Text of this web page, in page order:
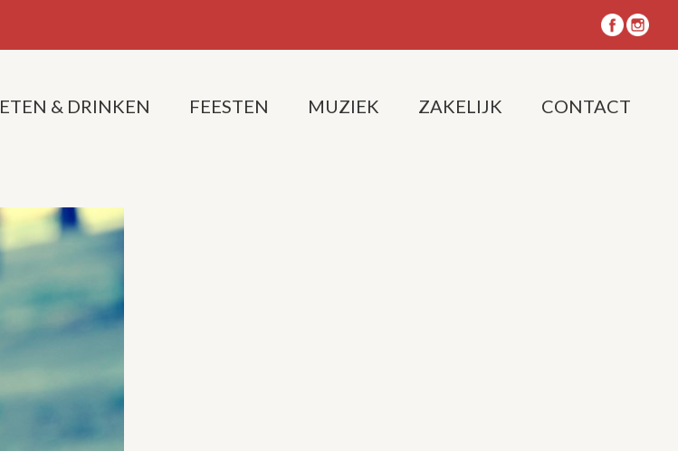
ETEN & DRINKEN FEESTEN MUZIEK ZAKELIJK CONTACT